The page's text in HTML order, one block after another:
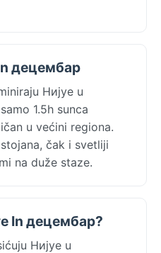
децембар
Нијуе u
1.5h sunca
u većini regiona.
čak i svetliji
na duže staze.
In децембар?
Нијуе u